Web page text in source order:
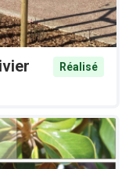
Réalisé